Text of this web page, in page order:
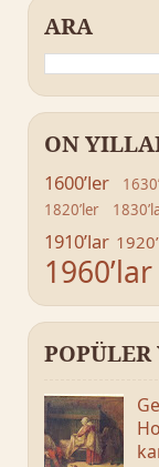
ARA
ON
1600’ler
1820’ler
1910’lar
1960’lar